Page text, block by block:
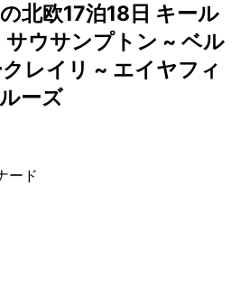
北欧17泊18日 キール
サウサンプトン ~ ベル
レイリ ~ エイヤフィ
ーズ
ード